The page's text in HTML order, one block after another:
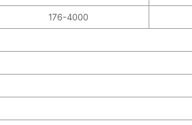
176-4000